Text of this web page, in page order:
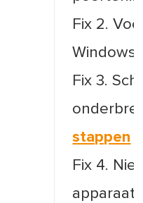
Fix 2.
Windows
Fix 3.
stappen
Fix 4.
apparaat